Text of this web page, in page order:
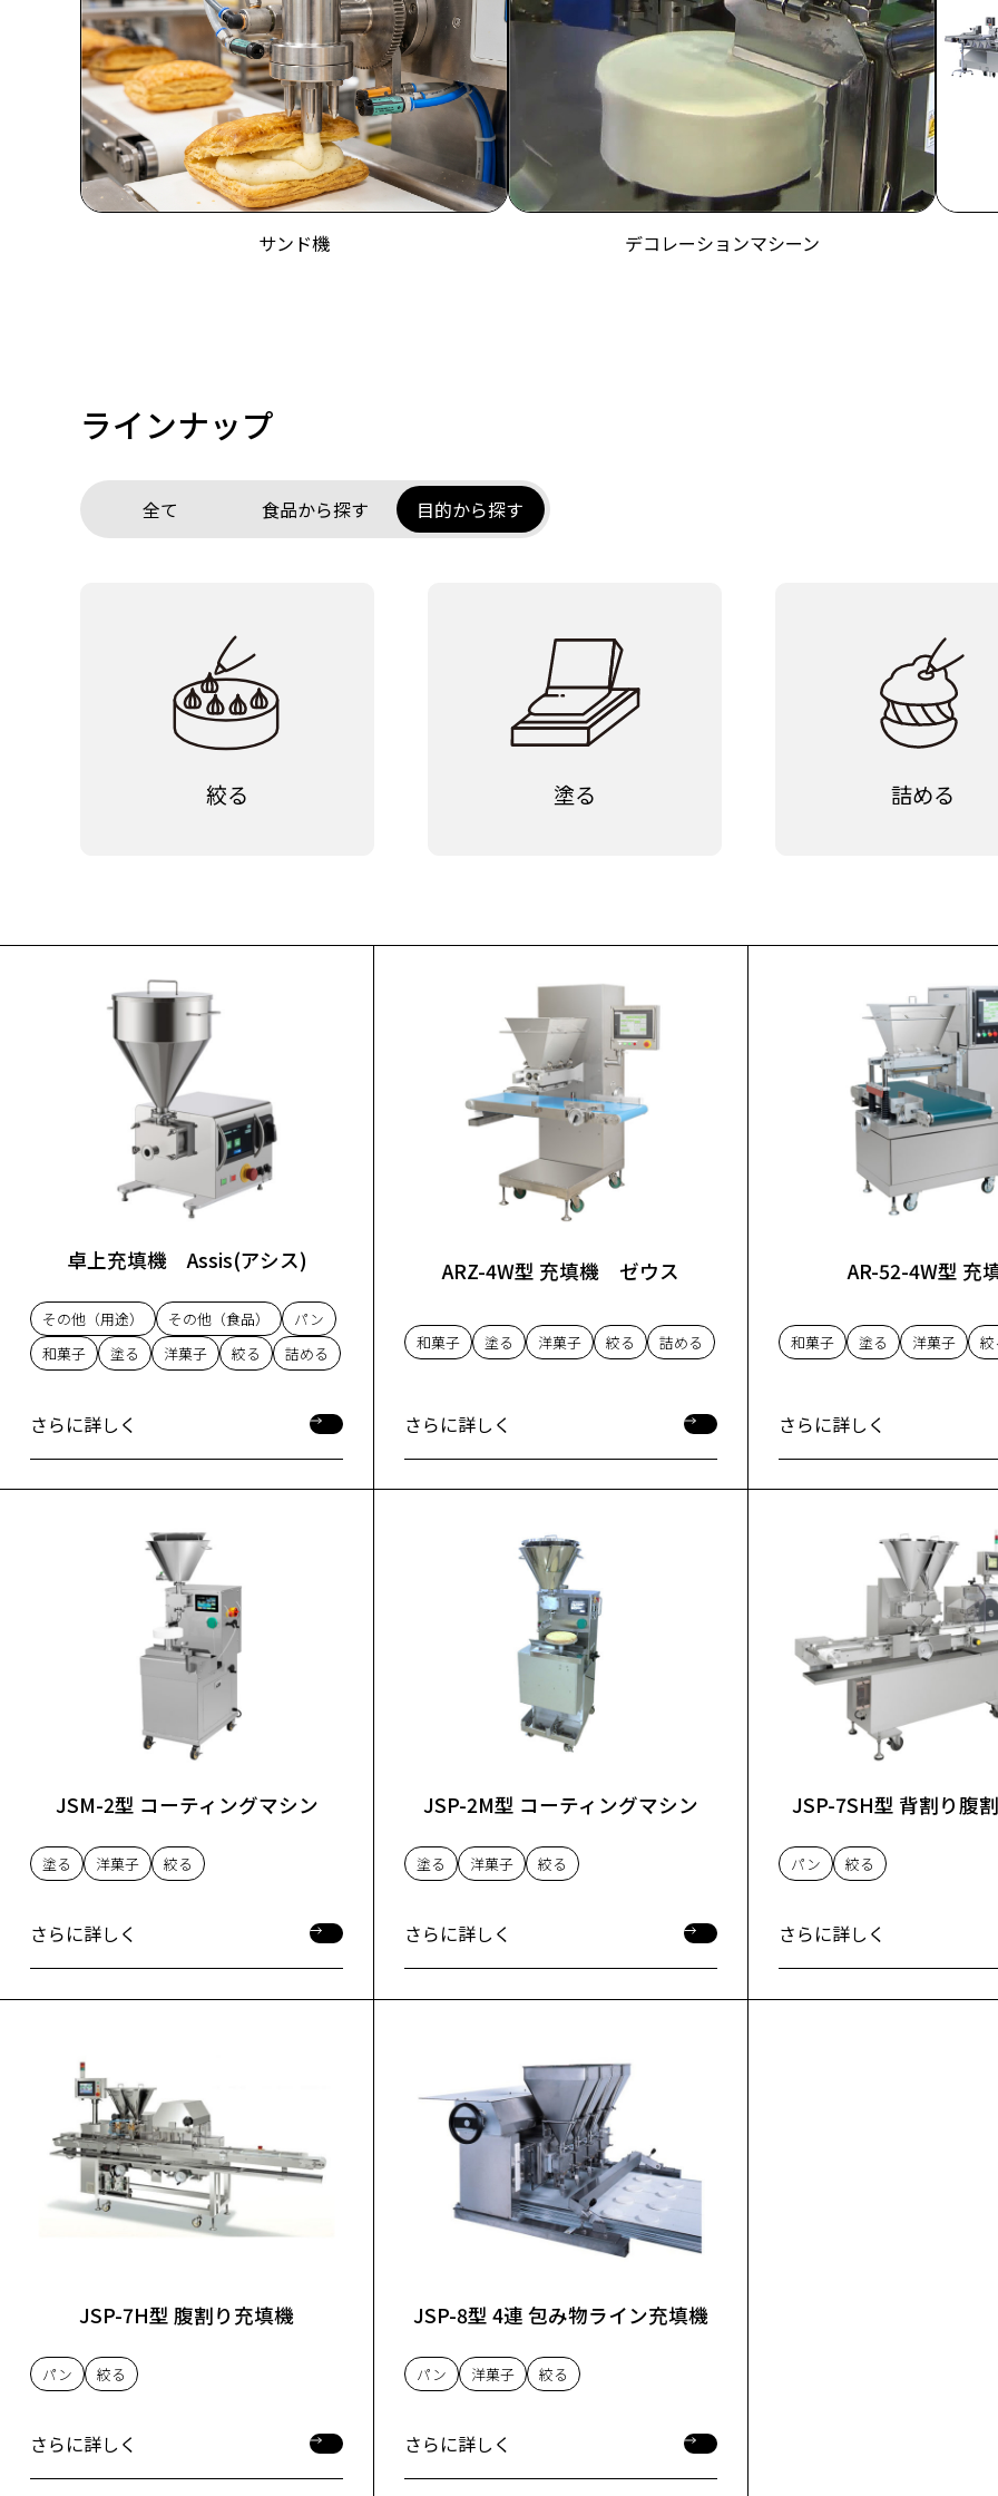
サンド機 デコレーションマシーン
ラインナップ
全て 食品から探す 目的から探す
絞る 塗る 詰める
卓上充填機 Assis(アシス)
その他（用途） その他（食品）
パン
和菓子
塗る 洋菓子 絞る 詰める
さらに詳しく
ARZ-4W型 充填機 ゼウス
和菓子 塗る 洋菓子 絞る 詰める
さらに詳しく
AR-52-4W型 充
和菓子 塗る 洋菓子
さらに詳しく
JSM-2型 コーティングマシン
塗る 洋菓子 絞る
さらに詳しく
JSP-2M型 コーティングマシン
塗る 洋菓子 絞る
さらに詳しく
JSP-7SH型 背割り腹
パン 絞る
さらに詳しく
JSP-7H型 腹割り充填機
パン 絞る
さらに詳しく
JSP-8型 4連 包み物ライン充填機
パン 洋菓子 絞る
さらに詳しく